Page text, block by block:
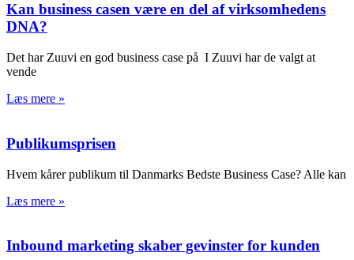
Kan business casen være en del af virksomhedens
DNA?
Det har Zuuvi en god business case på I Zuuvi har de valgt at
vende
Læs mere »
Publikumsprisen
Hvem kårer publikum til Danmarks Bedste Business Case? Alle kan
Læs mere »
Inbound marketing skaber gevinster for kunden